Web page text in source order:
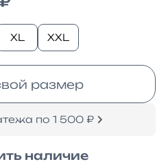
XL XXL
размер
по 1 500 ₽
наличие